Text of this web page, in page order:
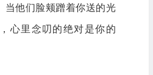
当他们脸颊蹭着你送的光
心里念叨的绝对是你的